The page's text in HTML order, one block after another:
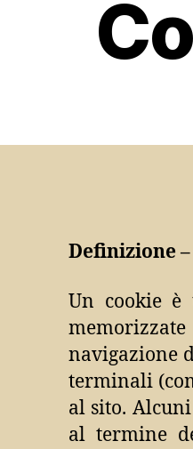
Definizione
Un cookie
navigazione
terminali
al sito.
al termine